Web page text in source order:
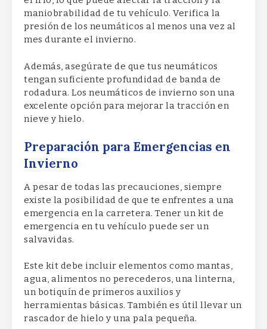
maniobrabilidad de tu vehículo. Verifica la
presión de los neumáticos al menos una vez al
mes durante el invierno.
Además, asegúrate de que tus neumáticos
tengan suficiente profundidad de banda de
rodadura. Los neumáticos de invierno son una
excelente opción para mejorar la tracción en
nieve y hielo.
Preparación para Emergencias en
Invierno
A pesar de todas las precauciones, siempre
existe la posibilidad de que te enfrentes a una
emergencia en la carretera. Tener un kit de
emergencia en tu vehículo puede ser un
salvavidas.
Este kit debe incluir elementos como mantas,
agua, alimentos no perecederos, una linterna,
un botiquín de primeros auxilios y
herramientas básicas. También es útil llevar un
rascador de hielo y una pala pequeña.